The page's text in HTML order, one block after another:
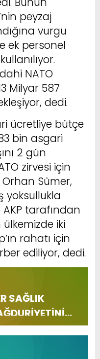
peyzaj
vurgu
ek personel
NATO
Milyar 587
dedi.
ücretliye bütçe
bin asgari
2 gün
zirvesi için
Sümer,
yoksullukla
tarafından
iki
rahatı için
ediliyor, dedi.
SAĞLIK